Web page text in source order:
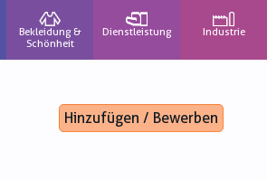
Bekleidung &
Schönheit
Dienstleistung Industrie
Hinzufügen / Bewerben